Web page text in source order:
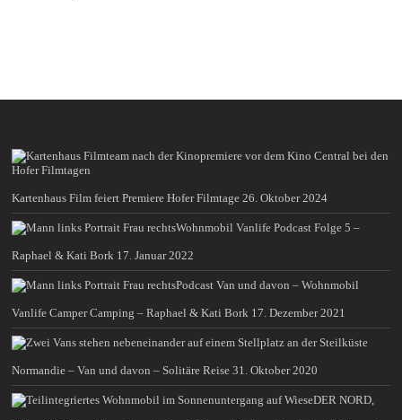
Kartenhaus Film feiert Premiere Hofer Filmtage 26. Oktober 2024
Wohnmobil Vanlife Podcast Folge 5 –
Raphael & Kati Bork 17. Januar 2022
Podcast Van und davon – Wohnmobil
Vanlife Camper Camping – Raphael & Kati Bork 17. Dezember 2021
Normandie – Van und davon – Solitäre Reise 31. Oktober 2020
DER NORD,